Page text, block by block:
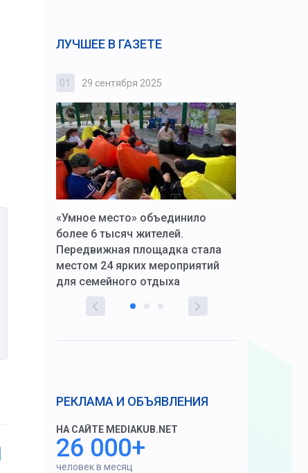
ЛУЧШЕЕ В ГАЗЕТЕ
01 29 сентября 2025
«Умное место» объединило
более 6 тысяч жителей.
Передвижная площадка стала
местом 24 ярких мероприятий
для семейного отдыха
РЕКЛАМА И ОБЪЯВЛЕНИЯ
НА САЙТЕ MEDIAKUB.NET
26 000+
человек в месяц